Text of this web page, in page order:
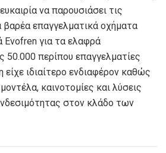
να παρουσιάσει τις
βαρέα επαγγελματικά οχήματα
Evofren για τα ελαφρά
50.000 περίπου επαγγελματίες
ιδιαίτερο ενδιαφέρον καθώς
καινοτομίες και λύσεις
στον κλάδο των